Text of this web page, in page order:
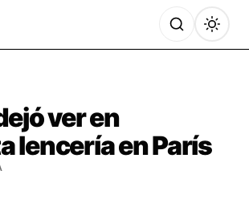
ver en
lencería en París